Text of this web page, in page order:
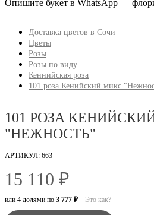
Опишите букет в WhatsApp —
Доставка цветов в Сочи
Цветы
Розы
Розы по виду
Кеннийская роза
101 роза Кенийский микс
101 РОЗА
"НЕЖНОСТЬ"
АРТИКУЛ: 663
15 110 ₽
или 4 долями по 3 777 ₽ Это как?